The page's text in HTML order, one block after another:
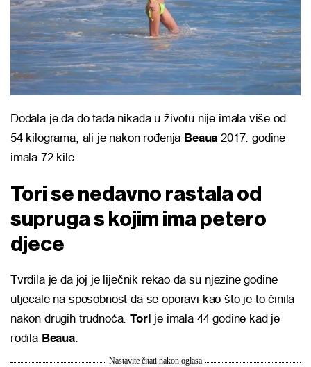
Dodala je da do tada nikada u životu nije imala više od
54 kilograma, ali je nakon rođenja Beaua2017. godine
imala 72 kile.
Tori se nedavno rastala od
supruga s kojim ima petero
djece
Tvrdila je da joj je liječnik rekao da su njezine godine
utjecale na sposobnost da se oporavi kao što je to činila
nakon drugih trudnoća.Tori je imala 44 godine kad je
rodila Beaua.
Nastavite čitati nakon oglasa